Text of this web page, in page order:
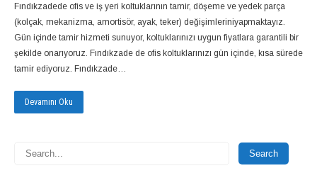
Fındıkzadede ofis ve iş yeri koltuklarının tamir, döşeme ve yedek parça
(kolçak, mekanizma, amortisör, ayak, teker) değişimleriniyapmaktayız.
Gün içinde tamir hizmeti sunuyor, koltuklarınızı uygun fiyatlara garantili bir
şekilde onarıyoruz. Fındıkzade de ofis koltuklarınızı gün içinde, kısa sürede
tamir ediyoruz. Fındıkzade…
Devamını Oku